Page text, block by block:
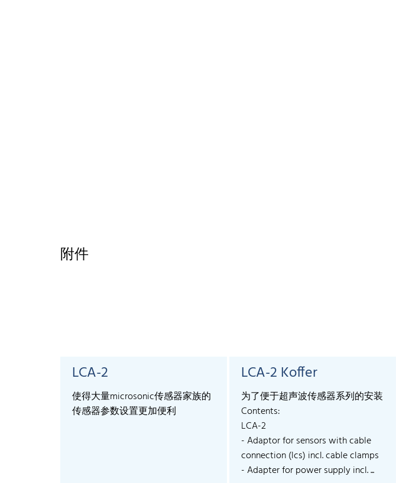
附件
LCA-2
使得大量microsonic传感器家族的
传感器参数设置更加便利
LCA-2 Koffer
为了便于超声波传感器系列的安装
Contents:
LCA-2
- Adaptor for sensors with cable
connection (lcs) incl. cable clamps
- Adapter for power supply incl. ...